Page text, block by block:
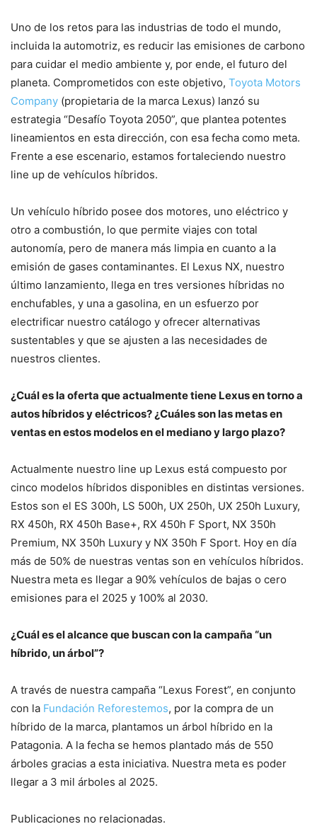
Uno de los retos para las industrias de todo el mundo,
incluida la automotriz, es reducir las emisiones de carbono
para cuidar el medio ambiente y, por ende, el futuro del
planeta. Comprometidos con este objetivo, Toyota Motors
Company (propietaria de la marca Lexus) lanzó su
estrategia “Desafío Toyota 2050”, que plantea potentes
lineamientos en esta dirección, con esa fecha como meta.
Frente a ese escenario, estamos fortaleciendo nuestro
line up de vehículos híbridos.
Un vehículo híbrido posee dos motores, uno eléctrico y
otro a combustión, lo que permite viajes con total
autonomía, pero de manera más limpia en cuanto a la
emisión de gases contaminantes. El Lexus NX, nuestro
último lanzamiento, llega en tres versiones híbridas no
enchufables, y una a gasolina, en un esfuerzo por
electrificar nuestro catálogo y ofrecer alternativas
sustentables y que se ajusten a las necesidades de
nuestros clientes.
¿Cuál es la oferta que actualmente tiene Lexus en torno a
autos híbridos y eléctricos? ¿Cuáles son las metas en
ventas en estos modelos en el mediano y largo plazo?
Actualmente nuestro line up Lexus está compuesto por
cinco modelos híbridos disponibles en distintas versiones.
Estos son el ES 300h, LS 500h, UX 250h, UX 250h Luxury,
RX 450h, RX 450h Base+, RX 450h F Sport, NX 350h
Premium, NX 350h Luxury y NX 350h F Sport. Hoy en día
más de 50% de nuestras ventas son en vehículos híbridos.
Nuestra meta es llegar a 90% vehículos de bajas o cero
emisiones para el 2025 y 100% al 2030.
¿Cuál es el alcance que buscan con la campaña “un
híbrido, un árbol”?
A través de nuestra campaña “Lexus Forest”, en conjunto
con la Fundación Reforestemos, por la compra de un
híbrido de la marca, plantamos un árbol híbrido en la
Patagonia. A la fecha se hemos plantado más de 550
árboles gracias a esta iniciativa. Nuestra meta es poder
llegar a 3 mil árboles al 2025.
Publicaciones no relacionadas.